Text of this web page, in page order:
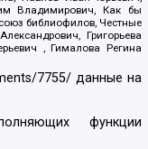
Владимирович, Как бы
библиофилов, Честные
Григорьева
, Гималова Регина
7755/ данные на
функции